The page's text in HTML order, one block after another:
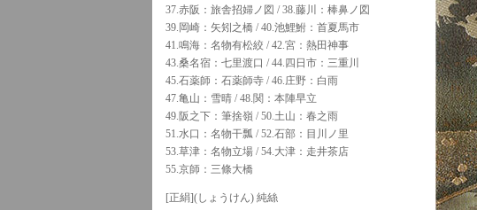
37.赤阪：旅舎招婦ノ図 / 38.藤川：棒鼻ノ図
39.岡崎：矢矧之橋 / 40.池鯉鮒：首夏馬市
41.鳴海：名物有松絞 / 42.宮：熱田神事
43.桑名宿：七里渡口 / 44.四日市：三重川
45.石薬師：石薬師寺 / 46.庄野：白雨
47.亀山：雪晴 / 48.関：本陣早立
49.阪之下：筆捨嶺 / 50.土山：春之雨
51.水口：名物干瓢 / 52.石部：目川ノ里
53.草津：名物立場 / 54.大津：走井茶店
55.京師：三條大橋
[正絹](しょうけん) 純絲